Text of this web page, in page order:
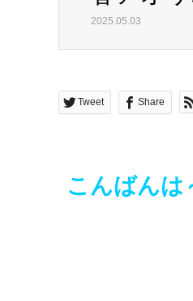
2025.05.03
Tweet Share
こんばんは